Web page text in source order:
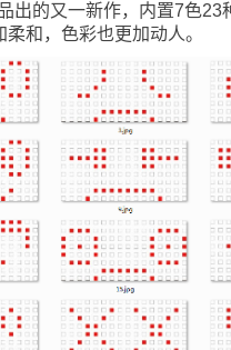
的又一新作，内置7色
和，色彩也更加动人。